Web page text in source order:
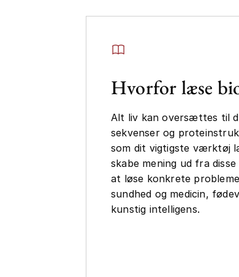
Hvorfor læse
Alt liv kan oversættes til
sekvenser og
som dit vigtigste værktøj
skabe mening ud fra
at løse konkrete
sundhed og medicin,
kunstig intelligens.